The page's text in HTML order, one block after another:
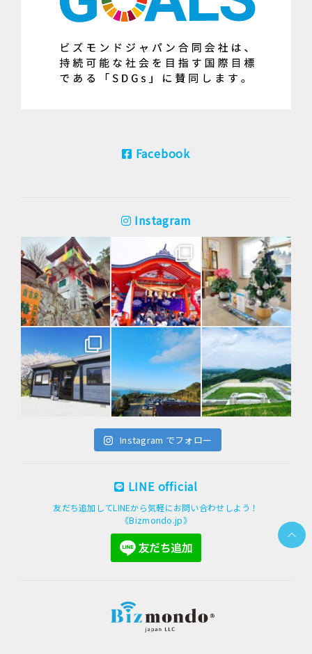
Facebook
Instagram
Instagram でフォロー
LINE official
友だち追加してLINEから気軽にお問い合わせしよう！
《Bizmondo.jp》
PAGE
TOP